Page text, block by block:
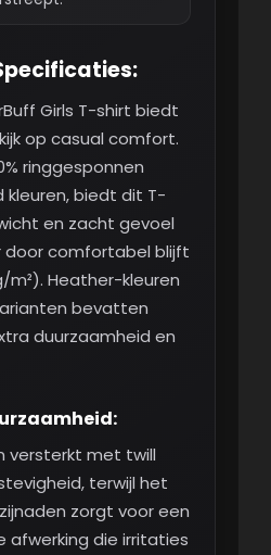
Girls T-shirt biedt
op casual comfort.
ringgesponnen
kleuren, biedt dit T-
en zacht gevoel
door comfortabel blijft
m²). Heather-kleuren
bevatten
duurzaamheid en
versterkt met twill
terwijl het
zorgt voor een
afwerking die irritaties